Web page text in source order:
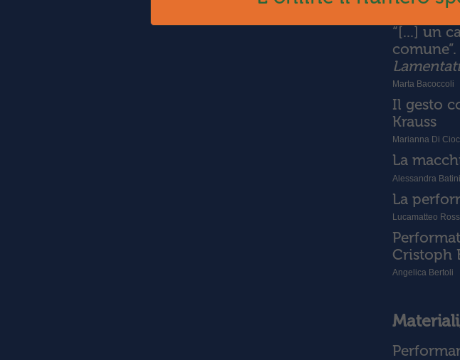
“[...] un
Marta Bacoccoli
Il gesto
Krauss
Marianna Di
La
Alessandra Batini
La
Lucamatteo
Cristoph
Angelica Bertoli